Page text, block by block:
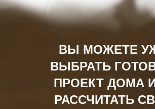
ВЫ МОЖЕТЕ
ВЫБРАТЬ
ПРОЕКТ ДОМА
РАССЧИТАТЬ